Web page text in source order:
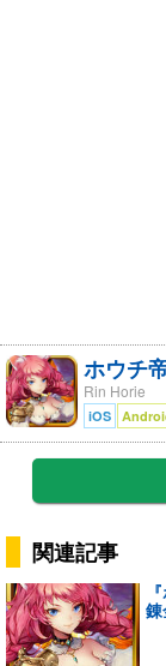
ホウチ
Rin Horie
iOS
関連記事